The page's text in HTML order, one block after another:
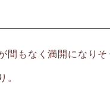
もなく満開になりそ